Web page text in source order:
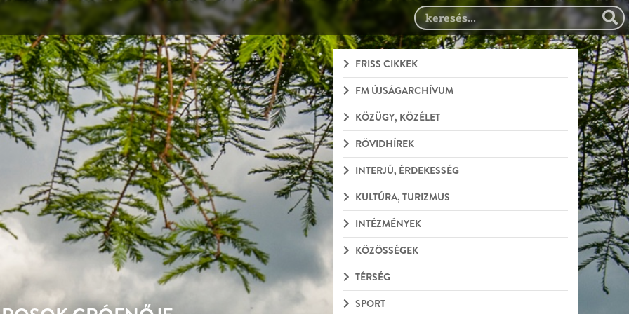
FRISS CIKKEK
FM ÚJSÁGARCHÍVUM
KÖZÜGY, KÖZÉLET
RÖVIDHÍREK
INTERJÚ, ÉRDEKESSÉG
KULTÚRA, TURIZMUS
INTÉZMÉNYEK
KÖZÖSSÉGEK
TÉRSÉG
SPORT